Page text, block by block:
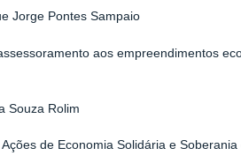
Jorge Pontes Sampaio
aos empreendimentos
Souza Rolim
Ações de Economia Solidária e